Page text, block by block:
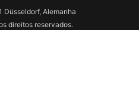
Hotel Restaurant Krehl's Linde
Düsseldorf, Alemanha
direitos reservados.